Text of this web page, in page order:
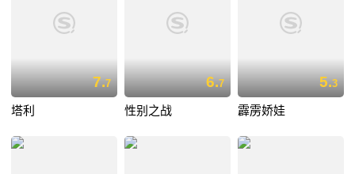
7.7
塔利
6.7
性别之战
5.3
霹雳娇娃